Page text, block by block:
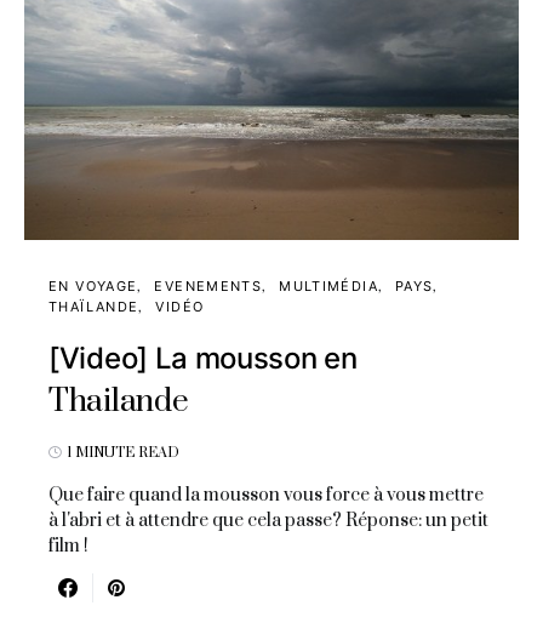
EN VOYAGE EVENEMENTS MULTIMÉDIA
PAYS
THAÏLANDE
VIDÉO
[Video] La mousson en
Thailande
1 MINUTE READ
Que faire quand la mousson vous force à vous mettre
à l'abri et à attendre que cela passe? Réponse: un petit
film !